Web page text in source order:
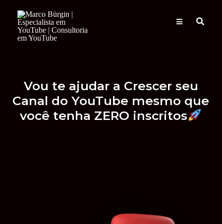
Vou te ajudar a Crescer seu
Canal do YouTube mesmo que
você tenha ZERO inscritos